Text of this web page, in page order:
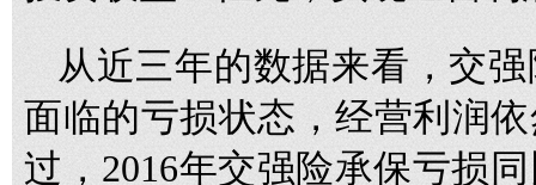
从近三年的数据来看，交
面临的亏损状态，经营利润
过，2016年交强险承保亏损